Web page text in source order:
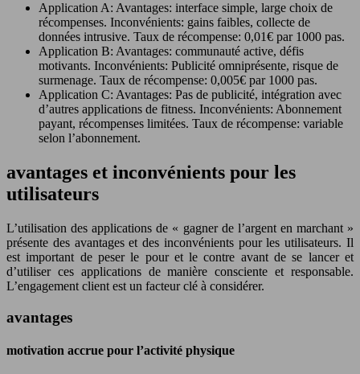
Application A: Avantages: interface simple, large choix de
récompenses. Inconvénients: gains faibles, collecte de
données intrusive. Taux de récompense: 0,01€ par 1000 pas.
Application B: Avantages: communauté active, défis
motivants. Inconvénients: Publicité omniprésente, risque de
surmenage. Taux de récompense: 0,005€ par 1000 pas.
Application C: Avantages: Pas de publicité, intégration avec
d’autres applications de fitness. Inconvénients: Abonnement
payant, récompenses limitées. Taux de récompense: variable
selon l’abonnement.
avantages et inconvénients pour les
utilisateurs
L’utilisation des applications de « gagner de l’argent en marchant »
présente des avantages et des inconvénients pour les utilisateurs. Il
est important de peser le pour et le contre avant de se lancer et
d’utiliser ces applications de manière consciente et responsable.
L’engagement client est un facteur clé à considérer.
avantages
motivation accrue pour l’activité physique